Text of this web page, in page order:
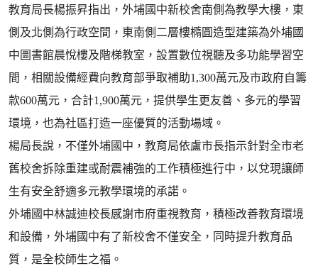
教育局長楊振昇指出，外埔國中新校舍南側為教學大樓，東
側及北側為行政空間，東南側二層樓橢圓造型建築為外埔國
中圖書館晨悅樓及階梯教室，設置數位視聽及多功能學習空
間，相關設備經費向教育部爭取補助1,300萬元及市政府自籌
款600萬元，合計1,900萬元，提供學生更友善、多元的學習
環境，也為社區打造一座優質的活動場域。
楊局長說，不僅外埔國中，教育局依盧市長指示針對全市老
舊校舍拆除重建或耐震補強的工作積極進行中，以兌現讓師
生有安全舒適多元教學環境的承諾。
外埔國中林誠迪校長感謝市府重視教育，積極改善教育環境
和設備，外埔國中有了新校舍不僅安全，同時提升教育品
質，是全校師生之福。